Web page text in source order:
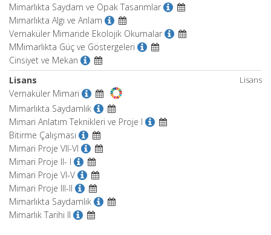
Mimarlıkta Saydam ve Opak Tasarımlar
Mimarlıkta Algı ve Anlam
Vernaküler Mimaride Ekolojik Okumalar
MMimarlıkta Güç ve Göstergeleri
Cinsiyet ve Mekan
Lisans
Lisans
Vernaküler Mimari
Mimarlıkta Saydamlık
Mimari Anlatım Teknikleri ve Proje I
Bitirme Çalışması
Mimari Proje VII-VI
Mimari Proje II- I
Mimari Proje VI-V
Mimari Proje III-II
Mimarlıkta Saydamlık
Mimarlık Tarihi II